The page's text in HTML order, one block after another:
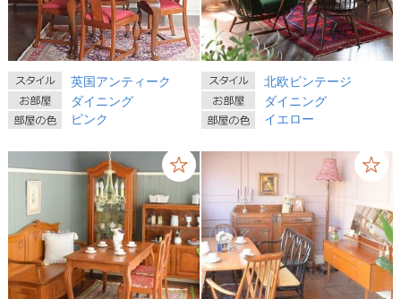
英国アンティーク
ダイニング
ピンク
北欧ビンテージ
ダイニング
イエロー